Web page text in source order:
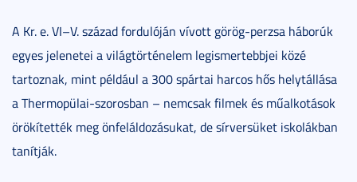
A Kr. e. VI–V. század fordulóján vívott görög-perzsa háborúk
egyes jelenetei a világtörténelem legismertebbjei közé
tartoznak, mint például a 300 spártai harcos hős helytállása
a Thermopülai-szorosban – nemcsak filmek és műalkotások
örökítették meg önfeláldozásukat, de sírversüket iskolákban
tanítják.